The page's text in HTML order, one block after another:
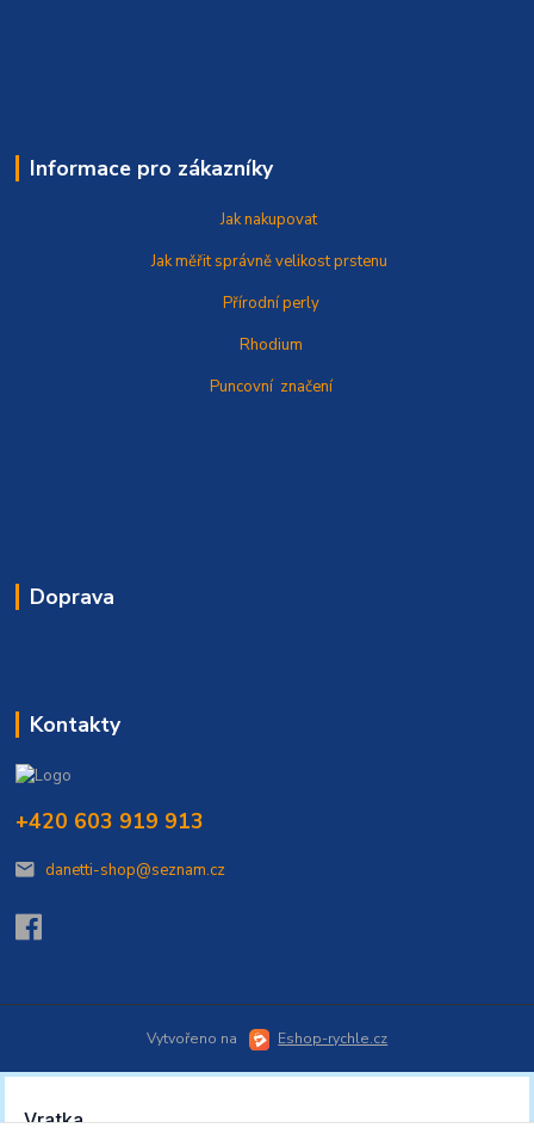
Informace pro zákazníky
Jak nakupovat
Jak měřit správněvelikost prstenu
Přírodní perly
Rhodium
Puncovní značení
Doprava
Kontakty
+420 603 919 913
danetti-shop@seznam.cz
Vytvořeno na Eshop-rychle.cz